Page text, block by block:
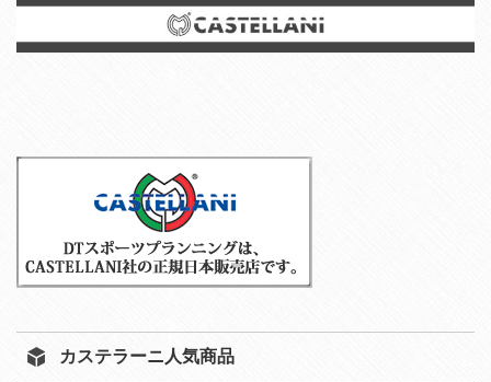
カステラーニ人気商品